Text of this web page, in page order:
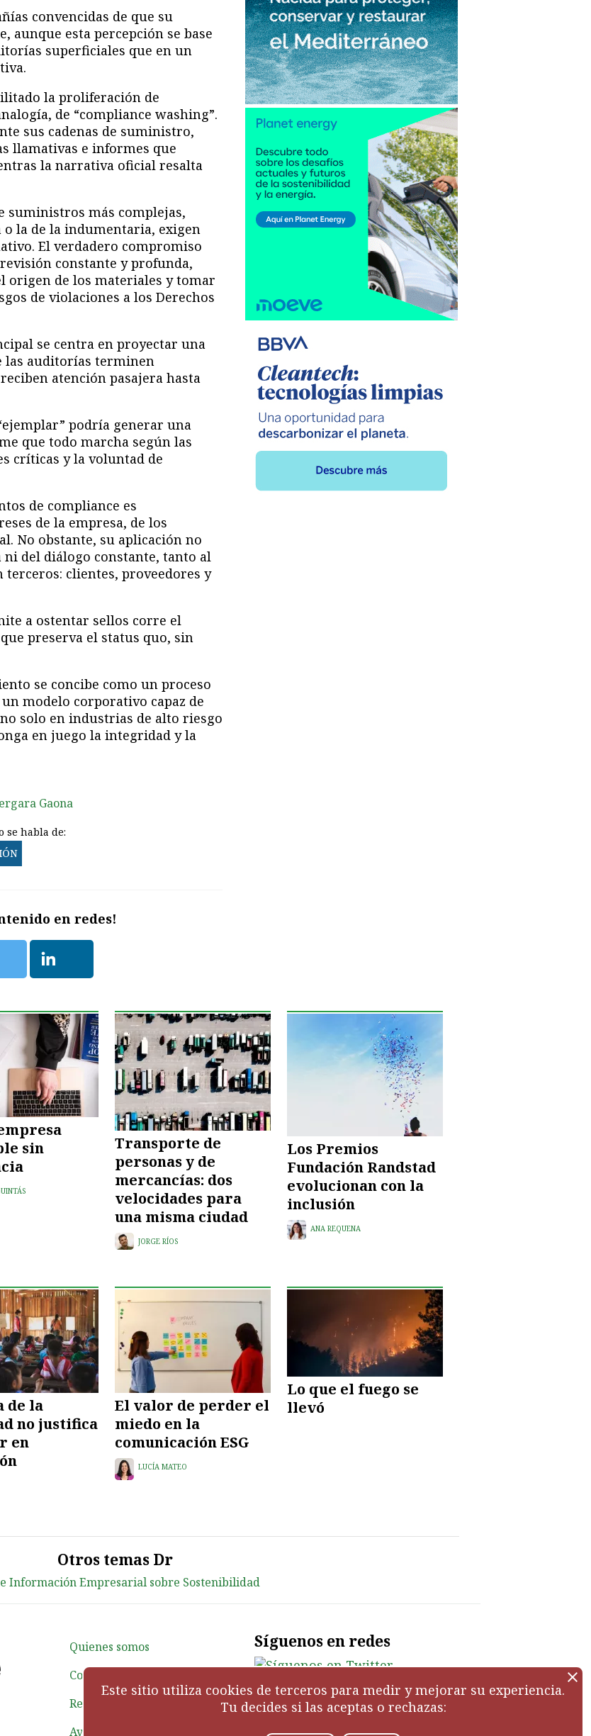
convencidas de que su
aunque esta percepción se base
superficiales que en un
la proliferación de
de “compliance washing”.
sus cadenas de suministro,
llamativas e informes que
la narrativa oficial resalta
suministros más complejas,
la de la indumentaria, exigen
El verdadero compromiso
constante y profunda,
origen de los materiales y tomar
de violaciones a los Derechos
se centra en proyectar una
las auditorías terminen
atención pasajera hasta
podría generar una
que todo marcha según las
críticas y la voluntad de
de compliance es
de la empresa, de los
No obstante, su aplicación no
del diálogo constante, tanto al
clientes, proveedores y
a ostentar sellos corre el
preserva el status quo, sin
se concibe como un proceso
modelo corporativo capaz de
solo en industrias de alto riesgo
en juego la integridad y la
Gaona
se habla de:
en redes!
sin
Transporte de
personas y de
mercancías: dos
velocidades para
una misma ciudad
JORGE RÍOS
Los Premios
Fundación Randstad
evolucionan con la
inclusión
ANA REQUENA
de la
no justifica
en
El valor de perder el
miedo en la
comunicación ESG
LUCÍA MATEO
Lo que el fuego se
llevó
Otros temas Dr
Información Empresarial sobre Sostenibilidad
Quienes somos
Contacto
Red_ponsable
Aviso legal
Síguenos en redes
Este sitio utiliza cookies de terceros para medir y mejorar su experiencia.
Tu decides si las aceptas o rechazas: